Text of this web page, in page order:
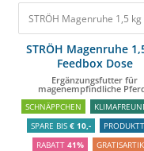
STRÖH Magenruhe 1,5
STRÖH Magenruhe
Feedbox Dose
Ergänzungsfutter für
magenempfindliche
SCHNÄPPCHEN
SPARE BIS € 10,-
RABATT 41%